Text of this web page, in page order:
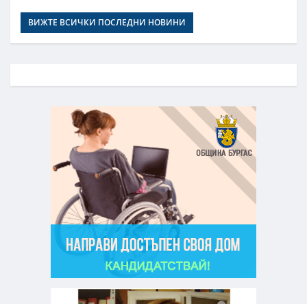
ВИЖТЕ ВСИЧКИ ПОСЛЕДНИ НОВИНИ